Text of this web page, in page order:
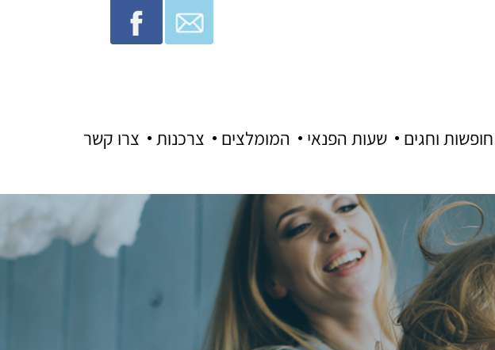
צרו קשר צרכנות המומלצים שעות הפנאי חופשות וחגים